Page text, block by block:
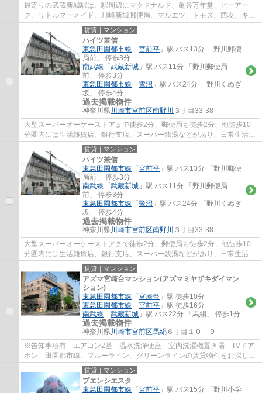
最寄りの武蔵新城駅は、駅周辺にマクドナルド、亀谷万年堂、ピーアー
ク、リトルマーメイド、川崎新城郵便局、マルエツ、トモズ、西友、キャ
ン★ドゥ、文教堂書店、コージーコーナーなど...
賃貸｜マンション
ハイツ兼信
東急田園都市線 「 宮前平 」駅 バス13分 「野川郵便
局前」 停歩3分
南武線 「 武蔵新城 」駅 バス11分 「野川郵便局
前」 停歩3分
東急田園都市線 「 鷺沼 」駅 バス24分 「野川くぬぎ
坂」 停歩4分
過去掲載物件
神奈川県川崎市宮前区南野川 ３丁目33-38
大型スーパーオーケーストアまで徒歩2分、郵便局も徒歩2分、他徒歩10
分圏内には生活雑貨店、銀行支店、スーパー銭湯などがあり、日常生活に
便利な立地です。最寄りのバス停までは徒歩3...
賃貸｜マンション
ハイツ兼信
東急田園都市線 「 宮前平 」駅 バス13分 「野川郵便
局前」 停歩3分
南武線 「 武蔵新城 」駅 バス11分 「野川郵便局
前」 停歩3分
東急田園都市線 「 鷺沼 」駅 バス24分 「野川くぬぎ
坂」 停歩4分
過去掲載物件
神奈川県川崎市宮前区南野川 ３丁目33-38
大型スーパーオーケーストアまで徒歩2分、郵便局も徒歩2分、他徒歩10
分圏内には生活雑貨店、銀行支店、スーパー銭湯などがあり、日常生活に
便利な立地です。最寄りのバス停までは徒歩3...
賃貸｜マンション
アズマ宮崎台マンション(アズマミヤザキダイマン
ション)
東急田園都市線 「 宮崎台 」駅 徒歩10分
東急田園都市線 「 宮前平 」駅 徒歩16分
南武線 「 武蔵新城 」駅 バス22分 「馬絹」 停歩1分
過去掲載物件
神奈川県川崎市宮前区馬絹 ６丁目１０－９
※告知事項有 エアコン2基 温水洗浄便座 室内洗濯機置き場 TVドア
ホン 田園都市線、ブルーライン、グリーンラインの賃貸物件をお探しで
したら、マイホームワンにお任せ下さい。豊...
賃貸｜マンション
プエンシエスタ
東急田園都市線 「 宮前平 」駅 バス15分 「野川小学